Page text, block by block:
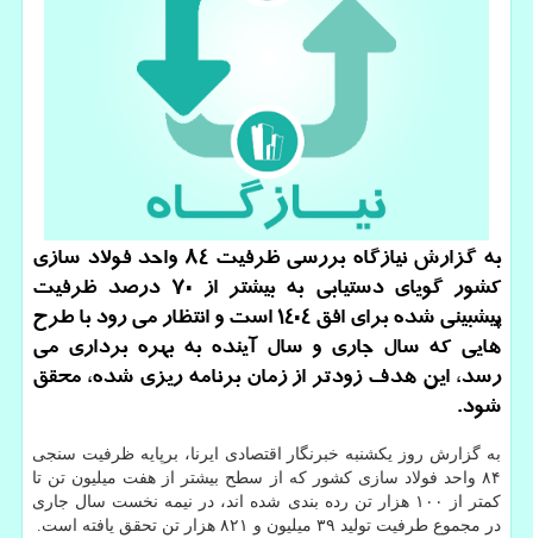
به گزارش نیازگاه بررسی ظرفیت ۸۴ واحد فولاد سازی
کشور گویای دستیابی به بیشتر از ۷۰ درصد ظرفیت
پیشبینی شده برای افق ۱۴۰۴ است و انتظار می رود با طرح
هایی که سال جاری و سال آینده به بهره برداری می
رسد، این هدف زودتر از زمان برنامه ریزی شده، محقق
شود.
به گزارش روز یکشنبه خبرنگار اقتصادی ایرنا، برپایه ظرفیت سنجی
۸۴ واحد فولاد سازی کشور که از سطح بیشتر از هفت میلیون تن تا
کمتر از ۱۰۰ هزار تن رده بندی شده اند، در نیمه نخست سال جاری
در مجموع طرفیت تولید ۳۹ میلیون و ۸۲۱ هزار تن تحقق یافته است.